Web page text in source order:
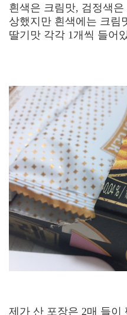
흰색은 크림맛, 검정색
상했지만 흰색에는 크림
딸기맛 각각 1개씩 들어
제가 산 포장은 2매 들이